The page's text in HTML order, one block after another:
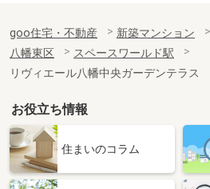
goo住宅・不動産 新築マンション
八幡東区
スペースワールド駅
リヴィエール八幡中央ガーデンテラス
お役立ち情報
住まいのコラム